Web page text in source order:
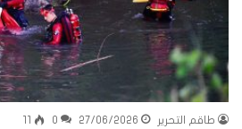
طاقم التحرير 27/06/2026
0
11